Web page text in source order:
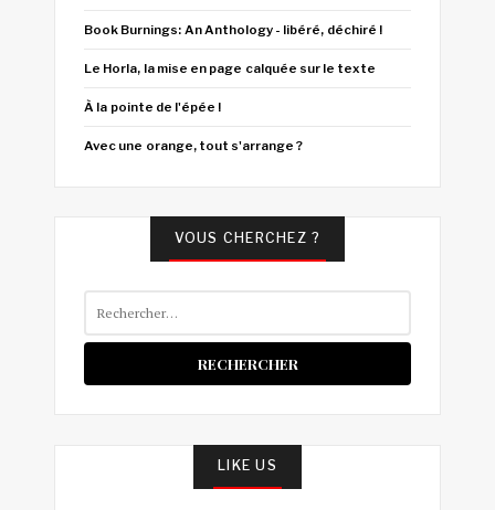
Book Burnings: An Anthology - libéré, déchiré !
Le Horla, la mise en page calquée sur le texte
À la pointe de l'épée !
Avec une orange, tout s'arrange ?
VOUS CHERCHEZ ?
LIKE US